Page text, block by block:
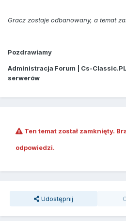
Gracz zostaje odbanowany, a temat
Pozdrawiamy
Administracja Forum | Cs-
serwerów
Ten temat został zamknięty.
odpowiedzi.
Udostępnij